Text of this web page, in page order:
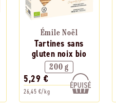
Émile Noël
Tartines sans
gluten noix bio
200 g
5,29 €
26,45 €/kg